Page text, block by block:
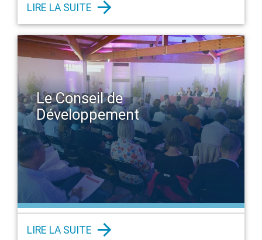
LIRE LA SUITE
Le Conseil de
Développement
LIRE LA SUITE